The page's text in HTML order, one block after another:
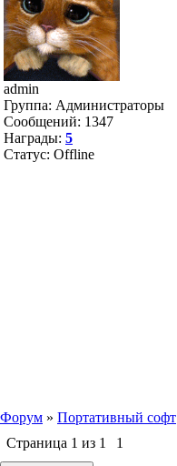
admin
Группа: Администраторы
Сообщений: 1347
Награды: 5
Статус: Offline
Форум » Портативный софт
Страница 1 из 1
1